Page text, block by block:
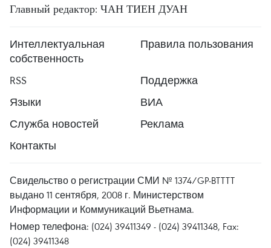
Главный редактор: ЧАН ТИЕН ДУАН
Интеллектуальная
собственность
Правила пользования
RSS
Поддержка
Языки
ВИА
Служба новостей
Реклама
Контакты
Свидельство о регистрации СМИ № 1374/GP-BTTTT
выдано 11 сентября, 2008 г. Министерством
Информации и Коммуникаций Вьетнама.
Номер телефона: (024) 39411349 - (024) 39411348, Fax:
(024) 39411348